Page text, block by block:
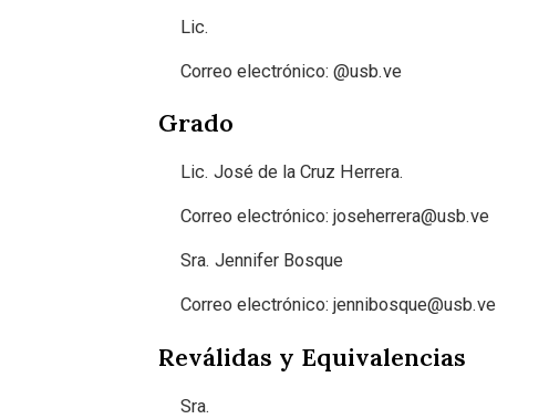
Lic.
Correo electrónico: @usb.ve
Grado
Lic. José de la Cruz Herrera.
Correo electrónico: joseherrera@usb.ve
Sra. Jennifer Bosque
Correo electrónico: jennibosque@usb.ve
Reválidas y Equivalencias
Sra.